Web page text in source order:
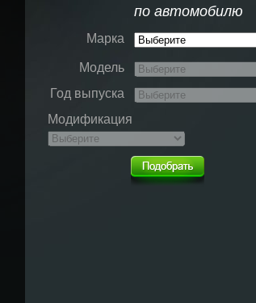
по автомобилю
Марка
Модель
Год выпуска
Модификация